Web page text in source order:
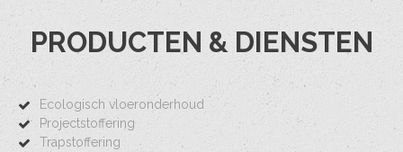
PRODUCTEN & DIENSTEN
Ecologisch vloeronderhoud
Projectstoffering
Trapstoffering